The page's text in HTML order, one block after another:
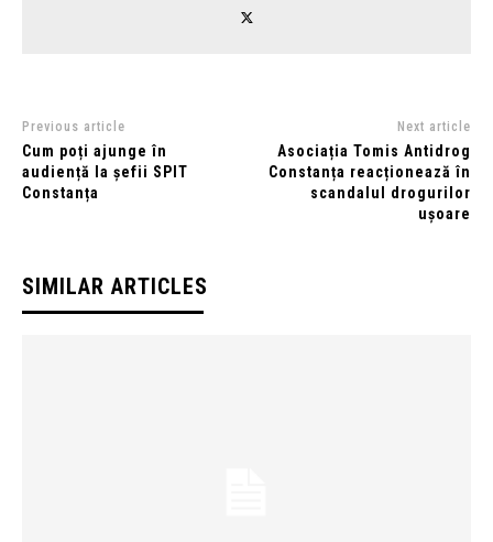
Previous article
Cum poți ajunge în
audiență la șefii SPIT
Constanța
Next article
Asociația Tomis Antidrog
Constanța reacționează în
scandalul drogurilor
ușoare
SIMILAR ARTICLES